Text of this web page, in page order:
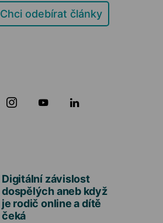
Chci odebírat články
Digitální závislost
dospělých aneb když
je rodič online a dítě
čeká